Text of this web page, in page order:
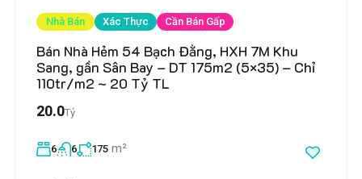
Nhà Bán Xác Thực Cần Bán Gấp
Bán Nhà Hẻm 54 Bạch Đằng, HXH 7M Khu
Sang, gần Sân Bay – DT 175m2 (5×35) – Chỉ
110tr/m2 ~ 20 Tỷ TL
20.0Tỷ
6 6 175 m²